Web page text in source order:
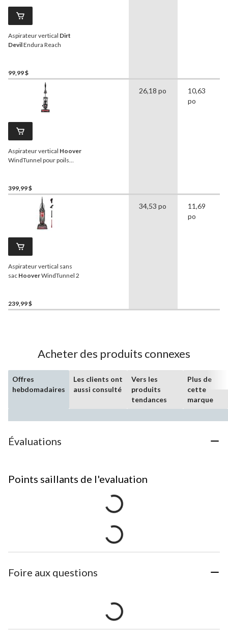
Aspirateur vertical Dirt
DevilEndura Reach
99,99 $
Aspirateur vertical Hoover
WindTunnel pour poils
399,99 $
26,18 po
10,63
po
Aspirateur vertical sans
sac HooverWindTunnel 2
239,99 $
34,53 po
11,69
po
Acheter des produits connexes
Offres
hebdomadaires
Les clients ont
aussi consulté
Vers les
produits
tendances
Plus de
cette
marque
Évaluations
Points saillants de l'evaluation
Foire aux questions